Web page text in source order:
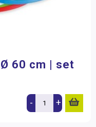
60 cm | set
- +